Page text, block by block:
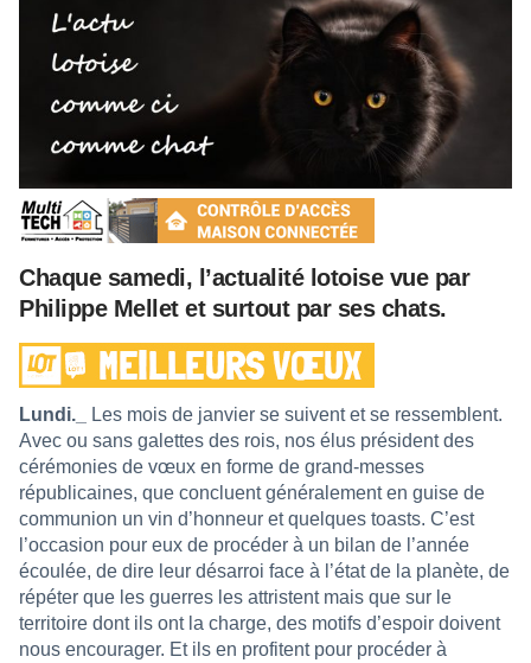
Chaque samedi, l’actualité lotoise vue par
Philippe Mellet et surtout par ses chats.
Lundi._
Les mois de janvier se suivent et se ressemblent.
Avec ou sans galettes des rois, nos élus président des
cérémonies de vœux en forme de grand-messes
républicaines, que concluent généralement en guise de
communion un vin d’honneur et quelques toasts. C’est
l’occasion pour eux de procéder à un bilan de l’année
écoulée, de dire leur désarroi face à l’état de la planète, de
répéter que les guerres les attristent mais que sur le
territoire dont ils ont la charge, des motifs d’espoir doivent
nous encourager. Et ils en profitent pour procéder à